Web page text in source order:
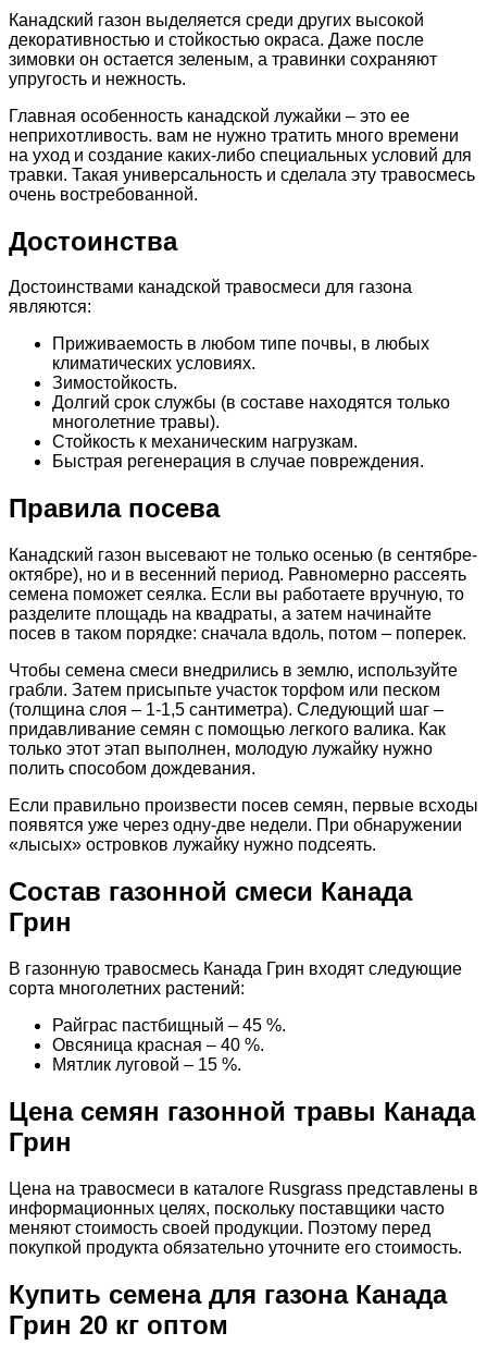
Канадский газон выделяется среди других высокой
декоративностью и стойкостью окраса. Даже после
зимовки он остается зеленым, а травинки сохраняют
упругость и нежность.
Главная особенность канадской лужайки – это ее
неприхотливость. вам не нужно тратить много времени
на уход и создание каких-либо специальных условий для
травки. Такая универсальность и сделала эту травосмесь
очень востребованной.
Достоинства
Достоинствами канадской травосмеси для газона
являются:
Приживаемость в любом типе почвы, в любых
климатических условиях.
Зимостойкость.
Долгий срок службы (в составе находятся только
многолетние травы).
Стойкость к механическим нагрузкам.
Быстрая регенерация в случае повреждения.
Правила посева
Канадский газон высевают не только осенью (в сентябре-
октябре), но и в весенний период. Равномерно рассеять
семена поможет сеялка. Если вы работаете вручную, то
разделите площадь на квадраты, а затем начинайте
посев в таком порядке: сначала вдоль, потом – поперек.
Чтобы семена смеси внедрились в землю, используйте
грабли. Затем присыпьте участок торфом или песком
(толщина слоя – 1-1,5 сантиметра). Следующий шаг –
придавливание семян с помощью легкого валика. Как
только этот этап выполнен, молодую лужайку нужно
полить способом дождевания.
Если правильно произвести посев семян, первые всходы
появятся уже через одну-две недели. При обнаружении
«лысых» островков лужайку нужно подсеять.
Состав газонной смеси Канада
Грин
В газонную травосмесь Канада Грин входят следующие
сорта многолетних растений:
Райграс пастбищный – 45 %.
Овсяница красная – 40 %.
Мятлик луговой – 15 %.
Цена семян газонной травы Канада
Грин
Цена на травосмеси в каталоге Rusgrass представлены в
информационных целях, поскольку поставщики часто
меняют стоимость своей продукции. Поэтому перед
покупкой продукта обязательно уточните его стоимость.
Купить семена для газона Канада
Грин 20 кг оптом